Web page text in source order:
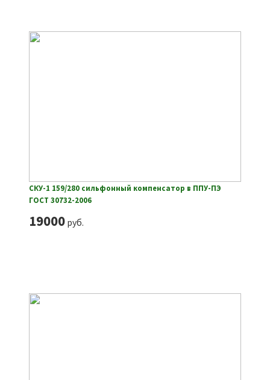
СКУ-1 159/280 сильфонный компенсатор в ППУ-ПЭ
ГОСТ 30732-2006
19000руб.